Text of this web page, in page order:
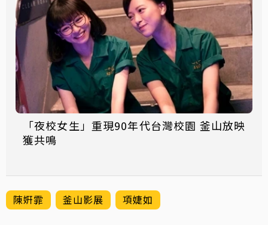
「夜校女生」重現90年代台灣校園 釜山放映
獲共鳴
陳姸霏 釜山影展 項婕如